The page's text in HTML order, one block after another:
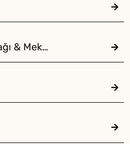
Meksika